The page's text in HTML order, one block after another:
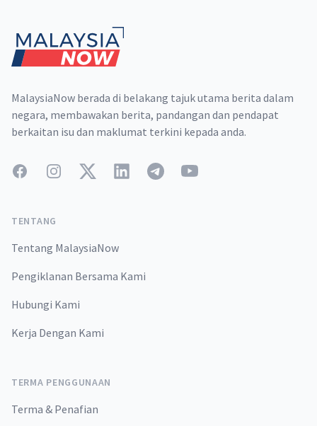
MalaysiaNow berada di belakang tajuk utama berita dalam
negara, membawakan berita, pandangan dan pendapat
berkaitan isu dan maklumat terkini kepada anda.
FacebookInstagramTwitterLinkedInTelegramYouTube
TENTANG
Tentang MalaysiaNow
Pengiklanan Bersama Kami
Hubungi Kami
Kerja Dengan Kami
TERMA PENGGUNAAN
Terma & Penafian